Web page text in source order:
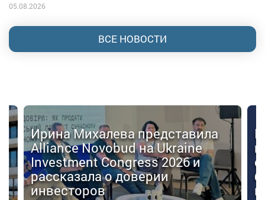
05.08.2026
ВСЕ НОВОСТИ
Ирина Михалева представила
Alliance Novobud на Ukraine
Investment Congress 2026 и
рассказала о доверии
инвесторов